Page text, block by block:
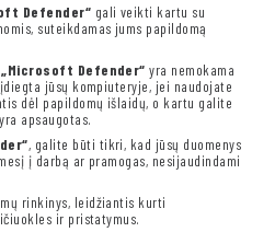
Defender“ gali veikti kartu su
suteikdamas jums papildomą
„Microsoft Defender“ yra nemokama
jūsų kompiuteryje, jei naudojate
dėl papildomų išlaidų, o kartu galite
apsaugotas.
, galite būti tikri, kad jūsų duomenys
į darbą ar pramogas, nesijaudindami
rinkinys, leidžiantis kurti
ir pristatymus.